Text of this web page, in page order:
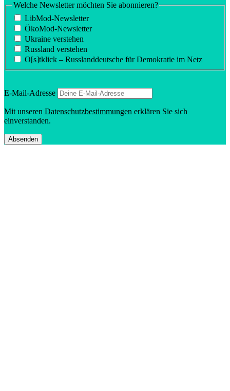
Welche Newsletter möchten Sie abonnieren?
LibMod-Newsletter
ÖkoMod-Newsletter
Ukraine verstehen
Russland verstehen
O[s]tklick – Russland­deutsche für Demokratie im Netz
E‑Mail-Adresse
Mit unseren Daten­schutz­be­stim­mungen erklären Sie sich
einverstanden.